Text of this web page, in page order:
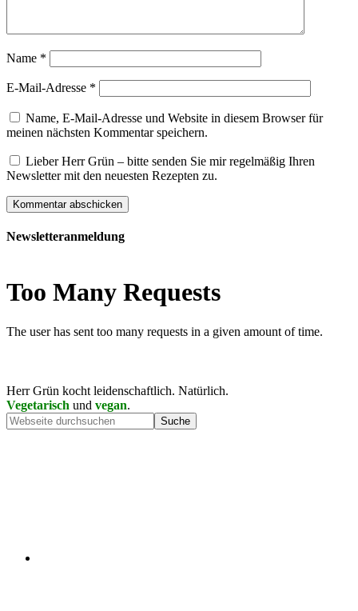
Name *
E-Mail-Adresse *
Name, E-Mail-Adresse und Website in diesem Browser für
meinen nächsten Kommentar speichern.
Lieber Herr Grün – bitte senden Sie mir regelmäßig Ihren
Newsletter mit den neuesten Rezepten zu.
Newsletteranmeldung
Herr Grün kocht leidenschaftlich. Natürlich.
Vegetarisch und vegan.